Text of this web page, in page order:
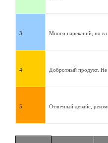
3 Много нареканий, но в
4 Добротный продукт.
5 Отличный девайс,